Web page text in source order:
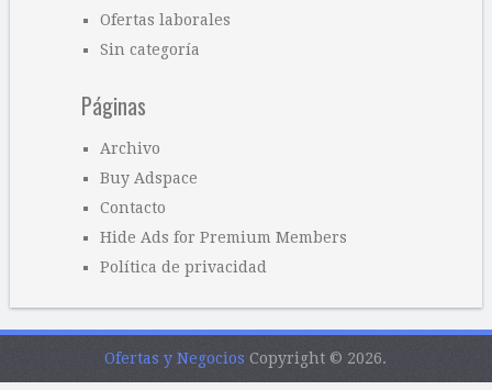
Ofertas laborales
Sin categoría
Páginas
Archivo
Buy Adspace
Contacto
Hide Ads for Premium Members
Política de privacidad
Ofertas y Negocios Copyright © 2026.